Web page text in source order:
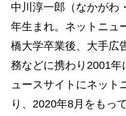
中川淳一郎（なかがわ
年生まれ。ネットニュ
橋大学卒業後、大手広
務などに携わり2001年
ュースサイトにネット
り、2020年8月をもっ